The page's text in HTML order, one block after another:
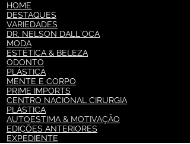
Posts recentes
HOME
DESTAQUES
VARIEDADES
DR. NELSON DALL`OCA
MODA
ESTÉTICA & BELEZA
ODONTO
PLÁSTICA
MENTE E CORPO
PRIME IMPORTS
CENTRO NACIONAL CIRURGIA
PLÁSTICA
AUTOESTIMA & MOTIVAÇÃO
EDIÇÕES ANTERIORES
EXPEDIENTE